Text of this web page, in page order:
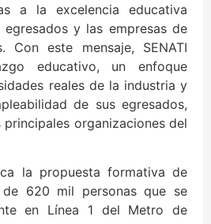
a la excelencia educativa
y las empresas de
Con este mensaje, SENATI
educativo, un enfoque
reales de la industria y
de sus egresados,
organizaciones del
la propuesta formativa de
de 620 mil personas que se
en Línea 1 del Metro de